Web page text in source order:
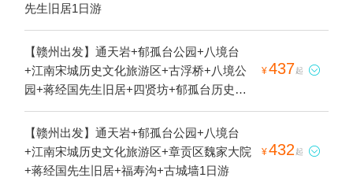
先生旧居1日游
【赣州出发】通天岩+郁孤台公园+八境台
+江南宋城历史文化旅游区+古浮桥+八境公
园+蒋经国先生旧居+四贤坊+郁孤台历史文
化街区1日游
¥437起 
【赣州出发】通天岩+郁孤台公园+八境台
+江南宋城历史文化旅游区+章贡区魏家大院
+蒋经国先生旧居+福寿沟+古城墙1日游
¥432 起 